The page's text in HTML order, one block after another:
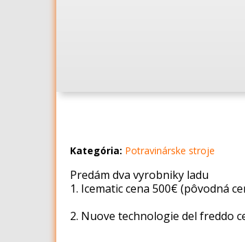
Kategória: Potravinárske stroje
Predám dva vyrobniky ladu
1. Icematic cena 500€ (pôvodná
2. Nuove technologie del freddo